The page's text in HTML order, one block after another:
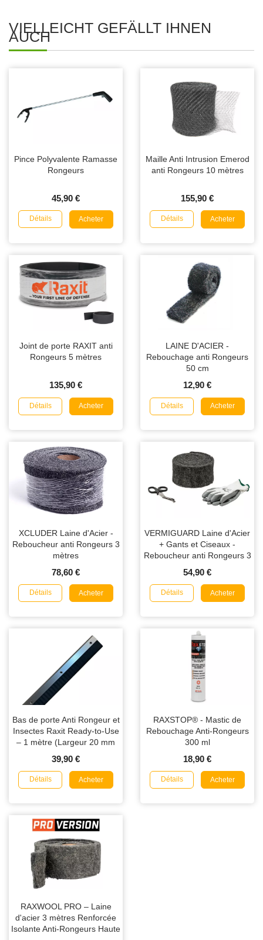
VIELLEICHT GEFÄLLT IHNEN
AUCH
Pince Polyvalente Ramasse
Rongeurs
45,90 €
Détails Acheter
Maille Anti Intrusion Emerod
anti Rongeurs 10 mètres
155,90 €
Détails Acheter
Joint de porte RAXIT anti
Rongeurs 5 mètres
135,90 €
Détails Acheter
LAINE D'ACIER -
Rebouchage anti Rongeurs
50 cm
12,90 €
Détails Acheter
XCLUDER Laine d'Acier -
Reboucheur anti Rongeurs 3
mètres
78,60 €
Détails Acheter
VERMIGUARD Laine d'Acier
+ Gants et Ciseaux -
Reboucheur anti Rongeurs 3
54,90 €
Détails Acheter
Bas de porte Anti Rongeur et
Insectes Raxit Ready-to-Use
– 1 mètre (Largeur 20 mm
39,90 €
Détails Acheter
RAXSTOP® - Mastic de
Rebouchage Anti-Rongeurs
300 ml
18,90 €
Détails Acheter
RAXWOOL PRO – Laine
d'acier 3 mètres Renforcée
Isolante Anti-Rongeurs Haute